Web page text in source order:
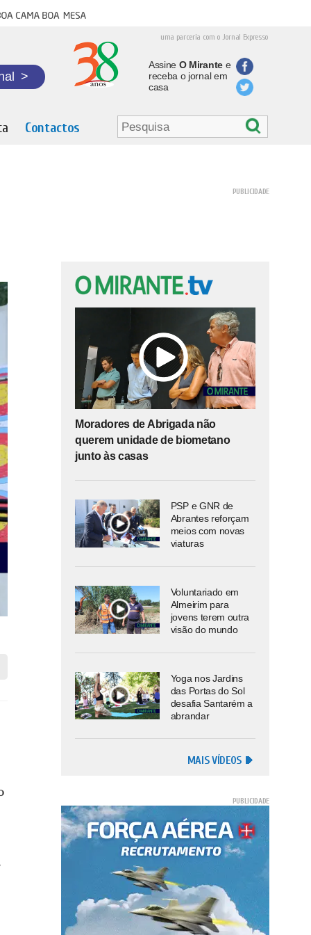
cama boa mesa
uma parceria com o Jornal Expresso
>
Assine O Mirantee
receba o jornal em
casa
Contactos
Moradores de Abrigada não
querem unidade de biometano
junto às casas
PSP e GNR de
Abrantes reforçam
meios com novas
viaturas
Voluntariado em
Almeirim para
jovens terem outra
visão do mundo
Yoga nos Jardins
das Portas do Sol
desafia Santarém a
abrandar
MAIS VÍDEOS